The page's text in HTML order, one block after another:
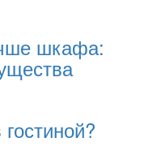
шкафа: